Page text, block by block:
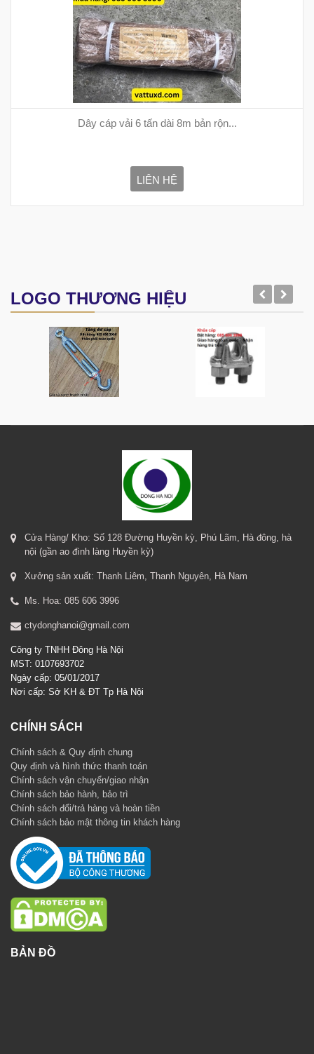
Dây cáp vải 6 tấn dài 8m bản rộn...
LIÊN HỆ
LOGO THƯƠNG HIỆU
Cửa Hàng/ Kho: Số 128 Đường Huyền kỳ, Phú Lãm, Hà đông, hà
nội (gần ao đình làng Huyền kỳ)
Xưởng sản xuất: Thanh Liêm, Thanh Nguyên, Hà Nam
Ms. Hoa: 085 606 3996
ctydonghanoi@gmail.com
Công ty TNHH Đông Hà Nội
MST: 0107693702
Ngày cấp: 05/01/2017
Nơi cấp: Sở KH & ĐT Tp Hà Nội
CHÍNH SÁCH
Chính sách & Quy định chung
Quy định và hình thức thanh toán
Chính sách vận chuyển/giao nhận
Chính sách bảo hành, bảo trì
Chính sách đổi/trả hàng và hoàn tiền
Chính sách bảo mật thông tin khách hàng
BẢN ĐỒ